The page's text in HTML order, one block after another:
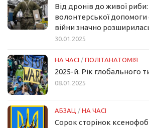
Від дронів до живої
волонтерської допомоги
війни значно
30.01.2025
НА ЧАСІ / ПОЛІТАНАТОМІЯ
2025-й. Рік глобального
08.01.2025
АБЗАЦ / НА ЧАСІ
Сорок сторінок